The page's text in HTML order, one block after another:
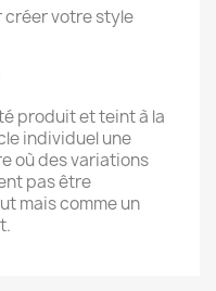
créer votre style
produit et teint à la
individuel une
où des variations
pas être
mais comme un